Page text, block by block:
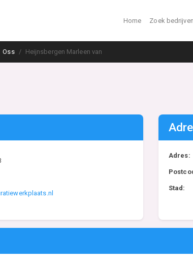
Home Zoek bedrijven
Oss Heijnsbergen Marleen van
Adres:
Stad: